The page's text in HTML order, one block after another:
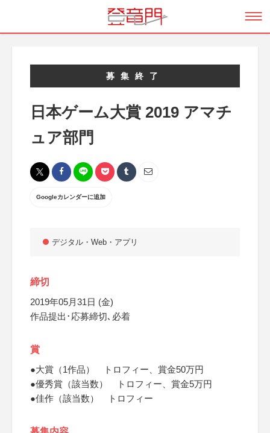
募集終了
日本ゲーム大賞 2019 アマチ
ュア部門
Googleカレンダーに追加
デジタル・Web・アプリ
締切
2019年05月31日 (金)
作品提出･応募締切､必着
賞
●大賞（1作品） トロフィー、賞金50万円
●優秀賞（該当数） トロフィー、賞金5万円
●佳作（該当数） トロフィー